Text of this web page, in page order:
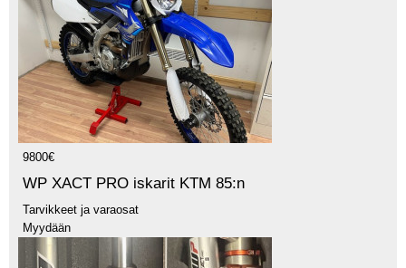
9800€
WP XACT PRO iskarit KTM 85:n
Tarvikkeet ja varaosat
Myydään